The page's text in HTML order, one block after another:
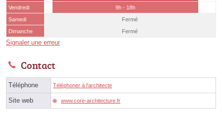
Vendredi
9h - 18h
Samedi
Fermé
Dimanche
Fermé
Signaler une erreur
Contact
Téléphone Téléphoner à l'architecte
Site web www.core-architecture.fr